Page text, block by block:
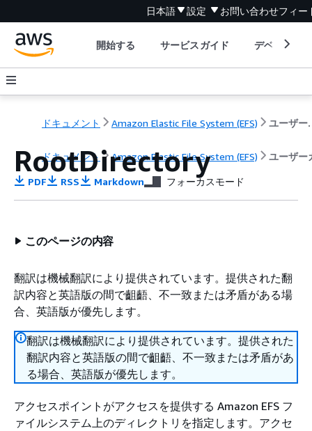
日本語 設定 お問い合わせフィー
開始する サービスガイド デベロッパ
ドキュメント Amazon Elastic File System (EFS) ユ
ドキュメント Amazon Elastic File System (EFS) ユーザー
RootDirectory
PDF RSS Markdown フォーカスモード
このページの内容
翻訳は機械翻訳により提供されています。提供された翻
訳内容と英語版の間で齟齬、不一致または矛盾がある場
合、英語版が優先します。
翻訳は機械翻訳により提供されています。提供された
翻訳内容と英語版の間で齟齬、不一致または矛盾があ
る場合、英語版が優先します。
アクセスポイントがアクセスを提供する Amazon EFS フ
ァイルシステム上のディレクトリを指定します。アクセ